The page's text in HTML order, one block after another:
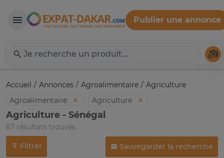
Expat-Dakar
Publier une annonce
Accueil Annonces Agroalimentaire
Agriculture
Agroalimentaire
Agriculture
Agriculture - Sénégal
67 résultats trouvés
Filtrer Sauvegarder la recherche